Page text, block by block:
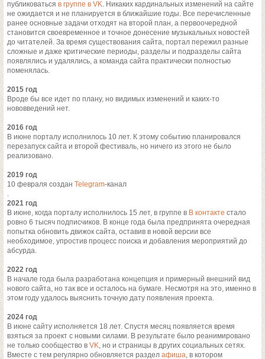
публиковаться в группе в VK . Никаких кардинальных изменений на сайте
не ожидается и не планируется в ближайшие годы. Все перечисленные
ранее основные задачи отходят на второй план, а первоочередной
становится своевременное и точное донесение музыкальных новостей
до читателей. За время существования сайта, портал пережил разные
сложные и даже критические периоды, разделы и подразделы сайта
появлялись и удалялись, а команда сайта практически полностью
поменялась.
2015 год
Вроде бы все идет по плану, но видимых изменений и каких-то
нововведений нет.
2016 год
В июне порталу исполнилось 10 лет. К этому событию планировался
перезапуск сайта и второй фестиваль, но ничего из этого не было
реализовано.
2019 год
10 февраля создан Telegram-канал
2021 год
В июне, когда порталу исполнилось 15 лет, в группе в В контакте стало
ровно 6 тысяч подписчиков. В конце года была предпринята очередная
попытка обновить движок сайта, оставив в новой версии все
необходимое, упростив процесс поиска и добавления мероприятий до
абсурда.
2022 год
В начале года была разработана концепция и примерный внешний вид
нового сайта, но так все и осталось на бумаге. Несмотря на это, именно в
этом году удалось выяснить точную дату появления проекта.
2024 год
В июне сайту исполняется 18 лет. Спустя месяц появляется время
взяться за проект с новыми силами. В результате было реанимировано
не только сообщество в VK , но и страницы в других социальных сетях.
Вместе с тем регулярно обновляется раздел афиша , в котором